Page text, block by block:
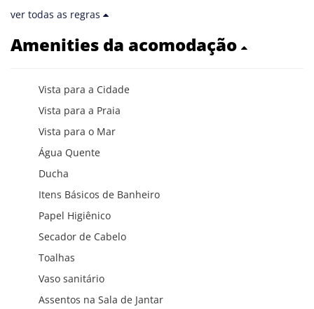
ver todas as regras
Amenities da acomodação
Vista para a Cidade
Vista para a Praia
Vista para o Mar
Água Quente
Ducha
Itens Básicos de Banheiro
Papel Higiênico
Secador de Cabelo
Toalhas
Vaso sanitário
Assentos na Sala de Jantar